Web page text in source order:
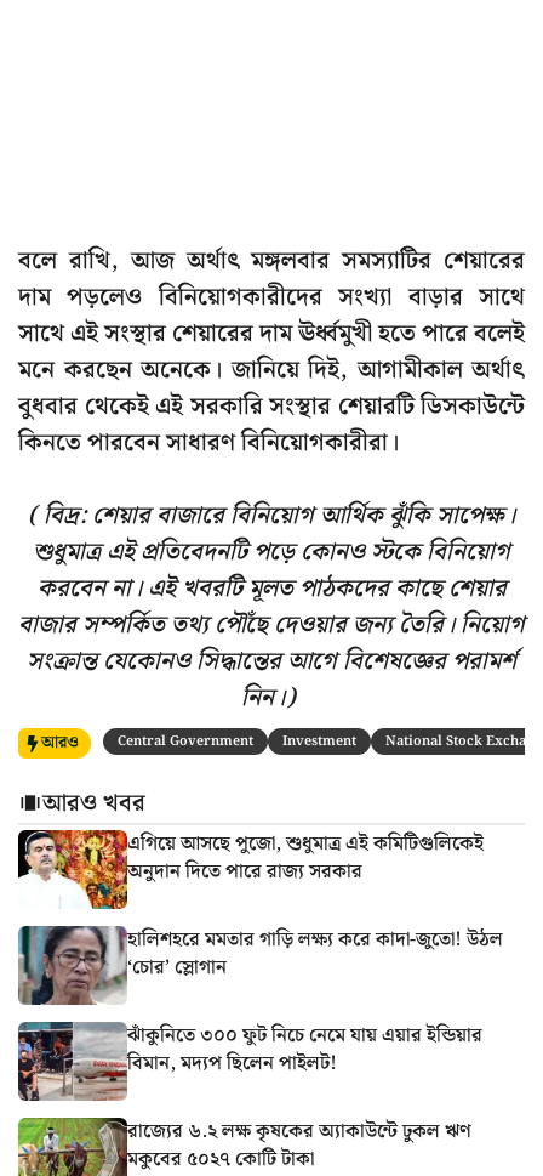
বলে রাখি, আজ অর্থাৎ মঙ্গলবার সমস্যাটির শেয়ারের
দাম পড়লেও বিনিয়োগকারীদের সংখ্যা বাড়ার সাথে
সাথে এই সংস্থার শেয়ারের দাম ঊর্ধ্বমুখী হতে পারে বলেই
মনে করছেন অনেকে। জানিয়ে দিই, আগামীকাল অর্থাৎ
বুধবার থেকেই এই সরকারি সংস্থার শেয়ারটি ডিসকাউন্টে
কিনতে পারবেন সাধারণ বিনিয়োগকারীরা।
( বিদ্র: শেয়ার বাজারে বিনিয়োগ আর্থিক ঝুঁকি সাপেক্ষ।
শুধুমাত্র এই প্রতিবেদনটি পড়ে কোনও স্টকে বিনিয়োগ
করবেন না। এই খবরটি মূলত পাঠকদের কাছে শেয়ার
বাজার সম্পর্কিত তথ্য পৌঁছে দেওয়ার জন্য তৈরি। নিয়োগ
সংক্রান্ত যেকোনও সিদ্ধান্তের আগে বিশেষজ্ঞের পরামর্শ
নিন।)
আরও Central Government Investment National Stock
আরও খবর
এগিয়ে আসছে পুজো, শুধুমাত্র এই কমিটিগুলিকেই
অনুদান দিতে পারে রাজ্য সরকার
হালিশহরে মমতার গাড়ি লক্ষ্য করে কাদা-জুতো! উঠল
‘চোর’ স্লোগান
ঝাঁকুনিতে ৩০০ ফুট নিচে নেমে যায় এয়ার ইন্ডিয়ার
বিমান, মদ্যপ ছিলেন পাইলট!
রাজ্যের ৬.২ লক্ষ কৃষকের অ্যাকাউন্টে ঢুকল ঋণ
মকুবের ৫০২৭ কোটি টাকা